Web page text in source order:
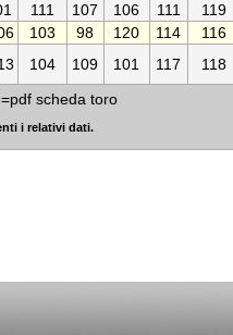
111 107 106 111 119
103 98 120 114 116
104 109 101 117 118
=pdf scheda toro
i relativi dati.